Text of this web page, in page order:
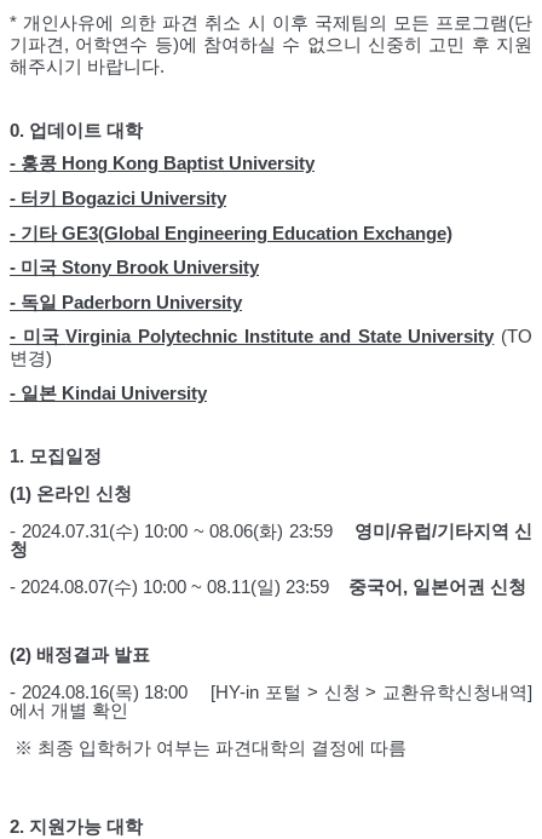
* 개인사유에 의한 파견 취소 시 이후 국제팀의 모든 프​로그램(단
기파견, 어학연수 등)에 참여하실 수 없으니 신중히 고민 후 지원
해주시기 바랍니다.
0. 업데이트 대학
- 홍콩 Hong Kong Baptist University
- 터키
Bogazici University
- 기타GE3(Global Engineering Education Exchange)
- 미국 Stony Brook University
- 독일 Paderborn University
- 미국Virginia Polytechnic Institute and State University ​ (TO
변경)
- 일본 Kindai University
1. 모집일정
(1) 온라인 신청
- 2024.07.31(수) 10:00 ~ 08.06(화) 23:59 영미 /유럽/기타지역 신
청
- 2024.08.07(수) 10:00 ~ 08.11(일) 23:59 중국어 , 일본어권 신청
(2) 배정결과 발표
- 2024.08.16(목) 18:00 [HY-in 포털 > 신청 > 교환유학신청내역]
에서 개별 확인
※ 최종 입학허가 여부는 파견대학의 결정에 따름
2. 지원가능 대학